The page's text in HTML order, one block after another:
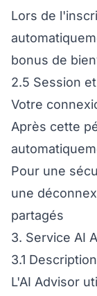
Lors de
bonus de
2.5 Session
Votre
Après cette
Pour une
une
partagés
3. Service AI
3.1
L'AI Advisor